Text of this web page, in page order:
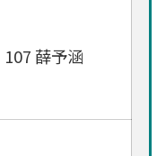
107 薛予涵